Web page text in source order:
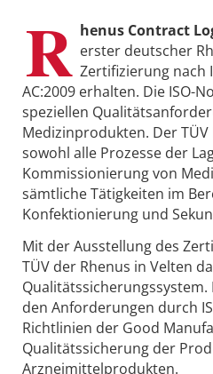
R henus Contract
erster deutscher
Zertifizierung nach
AC:2009 erhalten. Die ISO-
speziellen
Medizinprodukten. Der
sowohl alle Prozesse der
Kommissionierung von
sämtliche Tätigkeiten im
Konfektionierung und
Mit der Ausstellung des
TÜV der Rhenus in Velten
den Anforderungen durch
Richtlinien der Good
Qualitätssicherung der
Arzneimittelprodukten.